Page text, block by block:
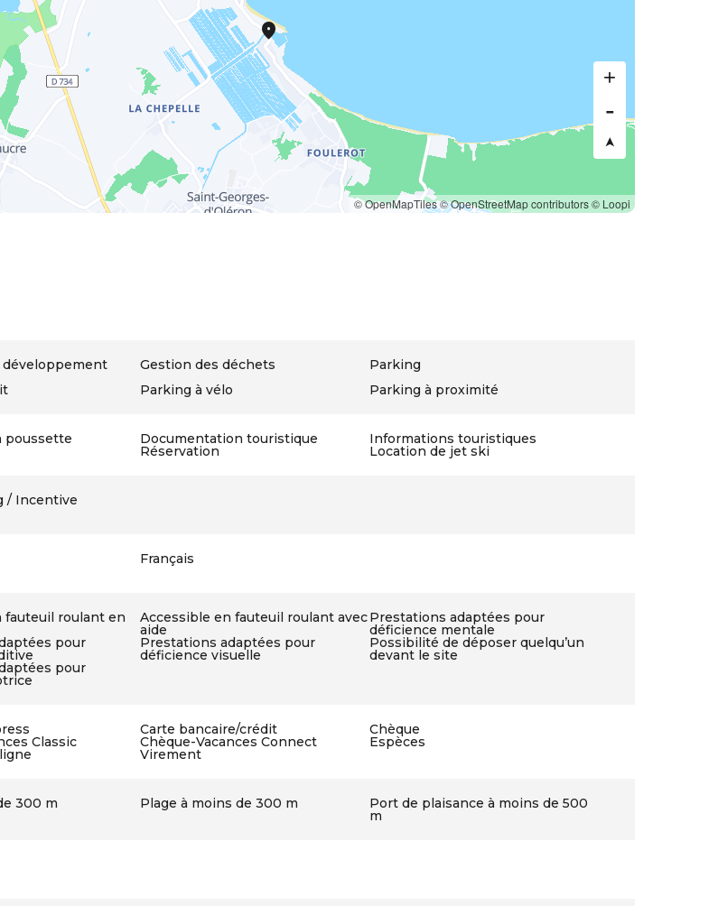
© OpenMapTiles© OpenStreetMap contributors© Loopi
Gestion des déchets
Parking
Parking à vélo Parking à proximité
poussette Documentation touristique Informations touristiques
Réservation Location de jet ski
/ Incentive
Français
fauteuil roulant en Accessible en fauteuil roulant avec
aide
Prestations adaptées pour
déficience mentale
pour Prestations adaptées pour
déficience visuelle
Possibilité de déposer quelqu’un
devant le site
pour
Carte bancaire/crédit Chèque
Classic Chèque-Vacances Connect Espèces
Virement
300 m Plage à moins de 300 m Port de plaisance à moins de 500
m